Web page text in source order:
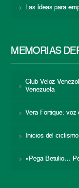
Las ideas para
MEMORIAS
Club Veloz
Venezuela
Vera Fortique: voz
Inicios del
«Pega Betulio…